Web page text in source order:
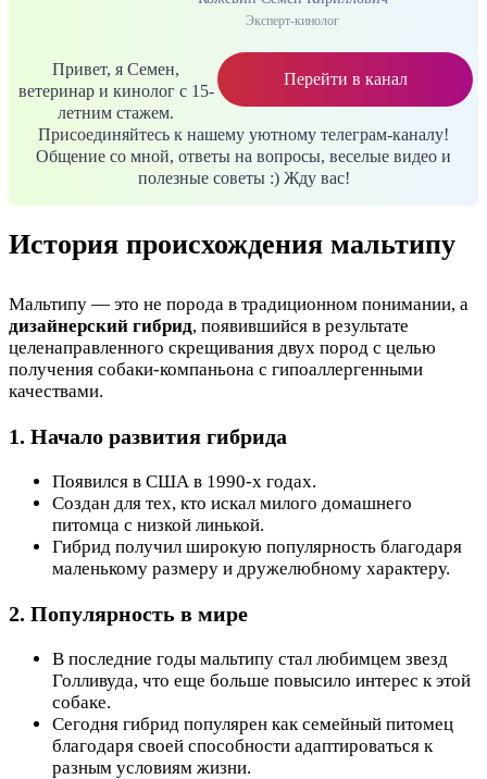
Эксперт-кинолог
Перейти в канал
Привет, я Семен,
ветеринар и кинолог с 15-
летним стажем.
Присоединяйтесь к нашему уютному телеграм-каналу!
Общение со мной, ответы на вопросы, веселые видео и
полезные советы :) Жду вас!
История происхождения мальтипу
Мальтипу — это не порода в традиционном понимании, а
дизайнерский гибрид, появившийся в результате
целенаправленного скрещивания двух пород с целью
получения собаки-компаньона с гипоаллергенными
качествами.
1. Начало развития гибрида
Появился в США в 1990-х годах.
Создан для тех, кто искал милого домашнего
питомца с низкой линькой.
Гибрид получил широкую популярность благодаря
маленькому размеру и дружелюбному характеру.
2. Популярность в мире
В последние годы мальтипу стал любимцем звезд
Голливуда, что еще больше повысило интерес к этой
собаке.
Сегодня гибрид популярен как семейный питомец
благодаря своей способности адаптироваться к
разным условиям жизни.